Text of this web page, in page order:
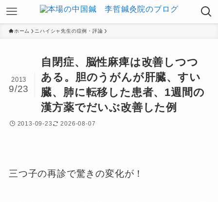
ホーム ニハイシャ先生の症例・評論
自閉症、脳性麻痺は改善しつつ
ある。胆のうがんが肝臓、すい
臓、肺に転移した患者、1週間の
漢方薬でだいぶ改善した例
2013
9/23
2013-09-23 2026-08-07
三つ子の再診で驚きの変化が！